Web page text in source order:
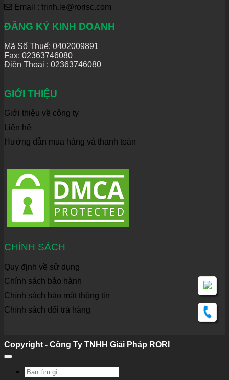
Email : trinh.le@rorisc.com
ĐĂNG KÝ KINH DOANH
Mã Số Thuế: 0402009891
Fax: 02363746080
Điện Thoại : 02363746080
GIỚI THIỆU
Giới thiệu về công ty
Liên hệ
Hướng dẫn mua hàng và thanh toán
CHÍNH SÁCH
Quy định về sử dụng
Chính sách bảo hành
Chính sách bảo mật thông tin
Chính sách đổi trả hàng
Copyright - Công Ty TNHH Giải Pháp RORI
Tìm
kiếm: